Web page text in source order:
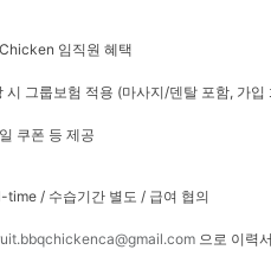
임직원 혜택
시 그룹보험 적용 (마사지/덴탈 포함, 가입
쿠폰 등 제공
time / 수습기간 별도 / 급여 협의
으로 이력